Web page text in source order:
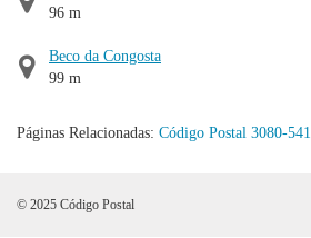
96 m
Beco da Congosta
99 m
Páginas Relacionadas: Código Postal 3080-541
© 2025 Código Postal